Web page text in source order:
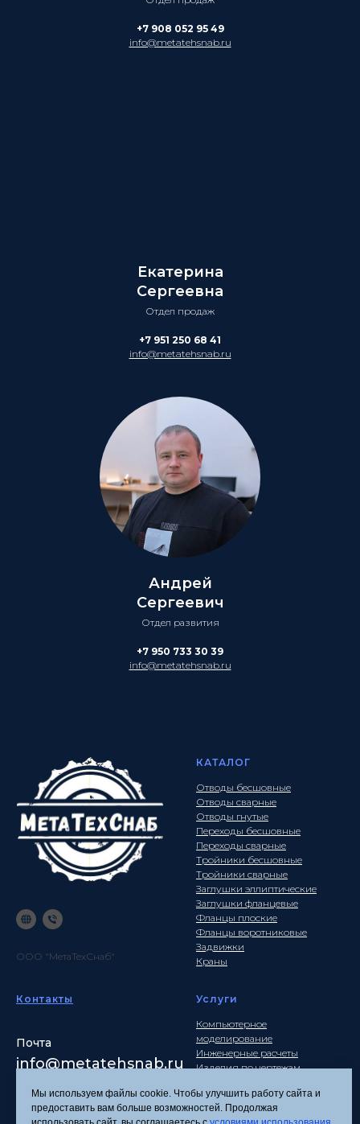
+7 908 052 95 49
info@metatehsnab.ru
Екатерина
Сергеевна
Отдел продаж
+7 951 250 68 41
info@metatehsnab.ru
Андрей
Сергеевич
Отдел развития
+7 950 733 30 39
info@metatehsnab.ru
ООО "МетаТехСнаб"
КАТАЛОГ
Отводы бесшовные
Отводы сварные
Отводы гнутые
Переходы бесшовные
Переходы сварные
Тройники бесшовные
Тройники сварные
Заглушки эллиптические
Заглушки фланцевые
Фланцы плоские
Фланцы воротниковые
Задвижки
Краны
Контакты
Почта
info@metatehsnab.ru
Услуги
Компьютерное
моделирование
Инженерные расчеты
Изделия по чертежам
Мы используем файлы cookie. Чтобы улучшить работу сайта и
предоставить вам больше возможностей. Продолжая